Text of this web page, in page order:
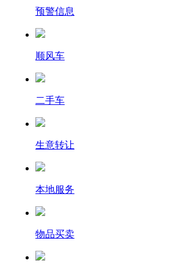
预警信息
顺风车
二手车
生意转让
本地服务
物品买卖